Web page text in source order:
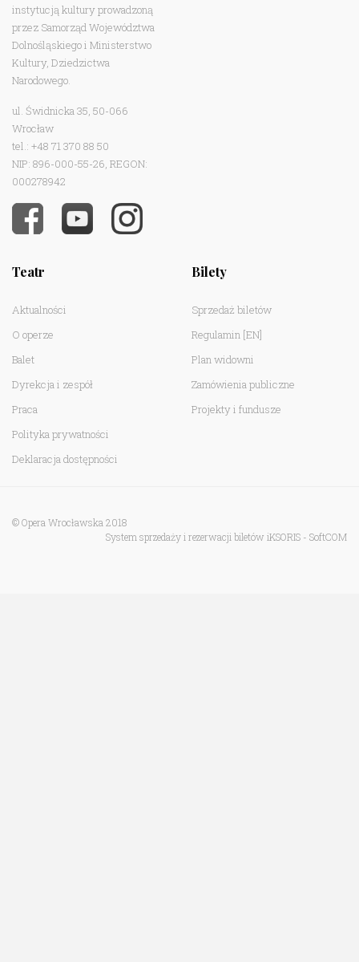
instytucją kultury prowadzoną
przez Samorząd Województwa
Dolnośląskiego i Ministerstwo
Kultury, Dziedzictwa
Narodowego.
ul. Świdnicka 35, 50-066
Wrocław
tel.: +48 71 370 88 50
NIP: 896-000-55-26, REGON:
000278942
Teatr
Aktualności
O operze
Balet
Dyrekcja i zespół
Praca
Polityka prywatności
Deklaracja dostępności
Bilety
Sprzedaż biletów
Regulamin [EN]
Plan widowni
Zamówienia publiczne
Projekty i fundusze
© Opera Wrocławska 2018
System sprzedaży i rezerwacji biletów iKSORIS - SoftCOM